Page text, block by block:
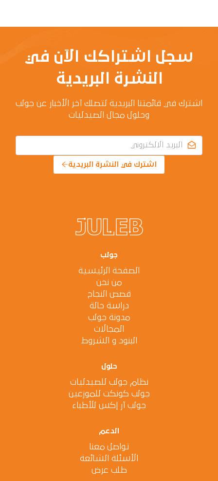
سجل اشتراكك الآن في
النشرة البريدية
اشترك في قائمتنا البريدية لتصلك آخر الأخبار عن جولب
وحلول مجال الصيدليات
اشترك في النشرة البريدية
جولب
الصفحة الرئيسية
من نحن
قصص النجاح
دراسة حالة
مدونة جولب
المجالات
البنود و الشروط
حلول
نظام جولب للصيدليات
جولب كونكت للموزعين
جولب آر إكس للأطباء
الدعم
تواصل معنا
الأسئلة الشائعة
طلب عرض